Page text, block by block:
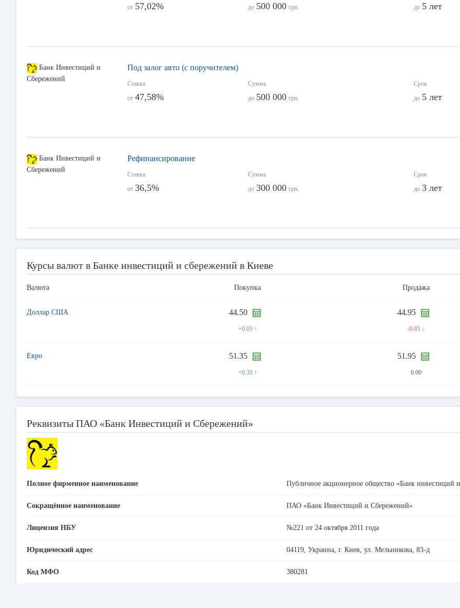
от 57,02%
до 500 000 грн.
до 5 лет
Банк Инвестиций и
Сбережений
Под залог авто (с поручителем)
Ставка
от 47,58%
Сумма
до 500 000 грн.
Срок
до 5 лет
Банк Инвестиций и
Сбережений
Рефинансирование
Ставка
от 36,5%
Сумма
до 300 000 грн.
Срок
до 3 лет
Курсы валют в Банке инвестиций и сбережений в Киеве
Валюта Покупка Продажа
Доллар США 44.50
+0.05 ↑
44.95
-0.05 ↓
Евро 51.35
+0.35 ↑
51.95
0.00
Реквизиты ПАО «Банк Инвестиций и Сбережений»
Полное фирменное наименование Публичное акционерное общество «Банк инвестиций
Сокращённое наименование ПАО «Банк Инвестиций и Сбережений»
Лицензия НБУ №221 от 24 октября 2011 года
Юридический адрес 04119, Украина, г. Киев, ул. Мельникова, 83-д
Код МФО 380281